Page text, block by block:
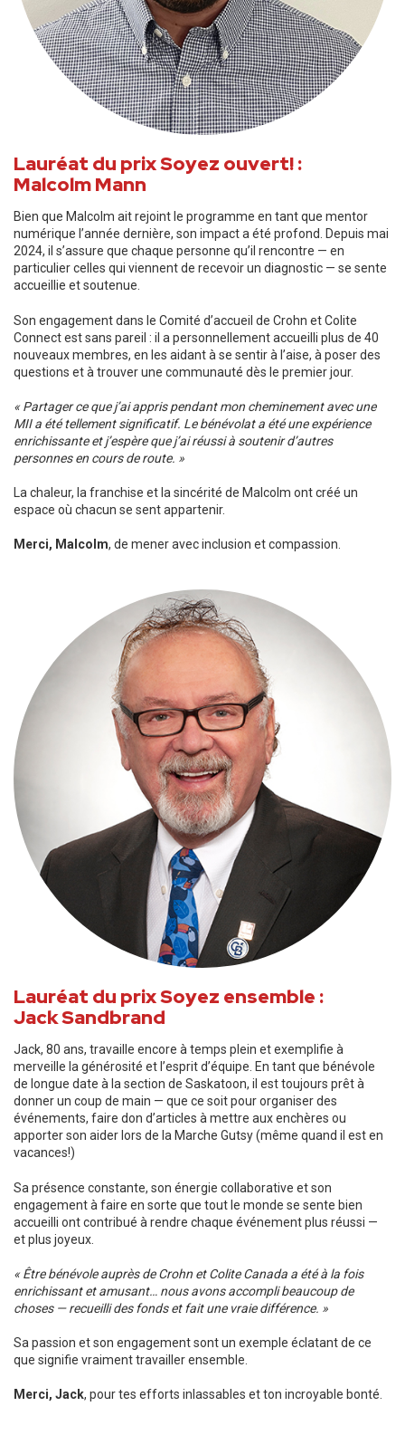
Lauréat du prix Soyez ouvert! :
Malcolm Mann
Bien que Malcolm ait rejoint le programme en tant que mentor
numérique l’année dernière, son impact a été profond. Depuis mai
2024, il s’assure que chaque personne qu’il rencontre — en
particulier celles qui viennent de recevoir un diagnostic — se sente
accueillie et soutenue.
Son engagement dans le Comité d’accueil de Crohn et Colite
Connect est sans pareil : il a personnellement accueilli plus de 40
nouveaux membres, en les aidant à se sentir à l’aise, à poser des
questions et à trouver une communauté dès le premier jour.
« Partager ce que j’ai appris pendant mon cheminement avec une
MII a été tellement significatif. Le bénévolat a été une expérience
enrichissante et j’espère que j’ai réussi à soutenir d’autres
personnes en cours de route. »
La chaleur, la franchise et la sincérité de Malcolm ont créé un
espace où chacun se sent appartenir.
Merci, Malcolm, de mener avec inclusion et compassion.
Lauréat du prix Soyez ensemble :
Jack Sandbrand
Jack, 80 ans, travaille encore à temps plein et exemplifie à
merveille la générosité et l’esprit d’équipe. En tant que bénévole
de longue date à la section de Saskatoon, il est toujours prêt à
donner un coup de main — que ce soit pour organiser des
événements, faire don d’articles à mettre aux enchères ou
apporter son aider lors de la Marche Gutsy (même quand il est en
vacances!)
Sa présence constante, son énergie collaborative et son
engagement à faire en sorte que tout le monde se sente bien
accueilli ont contribué à rendre chaque événement plus réussi —
et plus joyeux.
« Être bénévole auprès de Crohn et Colite Canada a été à la fois
enrichissant et amusant… nous avons accompli beaucoup de
choses — recueilli des fonds et fait une vraie différence. »
Sa passion et son engagement sont un exemple éclatant de ce
que signifie vraiment travailler ensemble.
Merci, Jack, pour tes efforts inlassables et ton incroyable bonté.